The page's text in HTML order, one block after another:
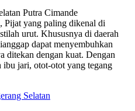
Putra Cimande
Pijat yang paling dikenal di
urut. Khususnya di daerah
dapat menyembuhkan
ditekan dengan kuat. Dengan
ibu jari, otot-otot yang tegang